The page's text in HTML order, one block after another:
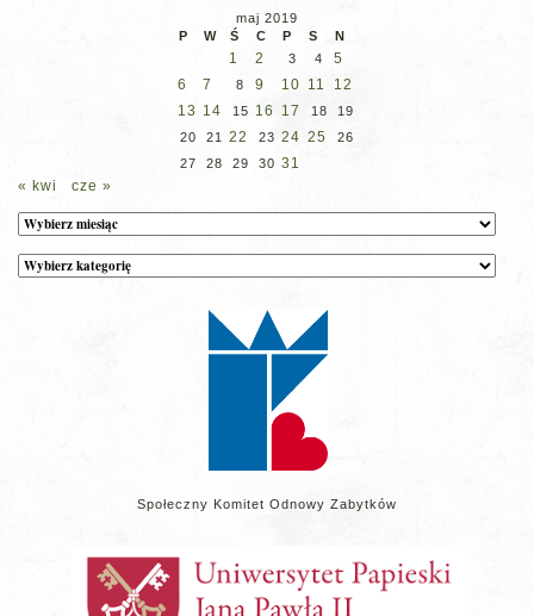
maj 2019
P
W Ś C P S N
1 2 3 4
5
6
7 8 9 10 11
12
13 14 15 16 17 18
19
20
21 22 23 24 25
26
27
28 29 30 31
« kwi
cze »
Archiwum
Kategorie
wpisów
Społeczny Komitet Odnowy Zabytków